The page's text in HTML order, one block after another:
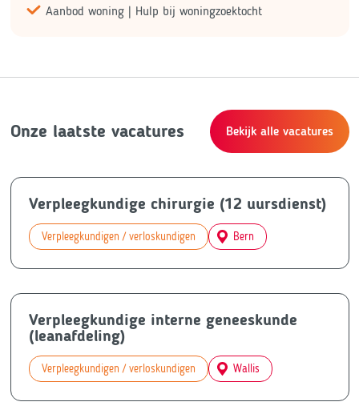
Aanbod woning | Hulp bij woningzoektocht
Onze laatste vacatures Bekijk alle vacatures
Verpleegkundige chirurgie (12 uursdienst)
Verpleegkundigen / verloskundigen Bern
Verpleegkundige interne geneeskunde
(leanafdeling)
Verpleegkundigen / verloskundigen Wallis